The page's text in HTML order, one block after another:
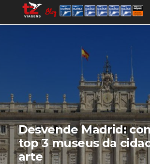
Desvende Madrid:
top 3 museus da
arte